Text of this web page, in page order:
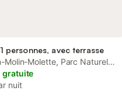
personnes, avec terrasse
Molin-Molette, Parc Naturel
Pilat
gratuite
nuit